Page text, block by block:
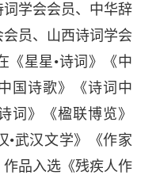
学会会员、中华辞
员、山西诗词学会
《星星•诗词》《中
国诗歌》《诗词中
词》《楹联博览》
•武汉文学》《作家
品入选《残疾人作